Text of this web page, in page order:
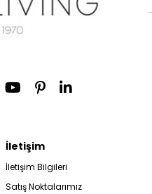
İletişim
İletişim Bilgileri
Satış Noktalarımız